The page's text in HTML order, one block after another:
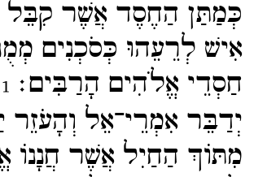
כְּמַתַּן הַחֶסֶד אֲשֶׁר קִבֵּל
אִישׁ לְרֵעֵהוּ כְּסֹכְנִים
חַסְדֵי אֱלֹהִים הָרַבִּים׃
יְדַבֵּר אִמְרֵי־​אֵל וְהָעֹזֵר
מִתּוֹךְ הַחַיִל אֲשֶׁר חֲנָנוֹ